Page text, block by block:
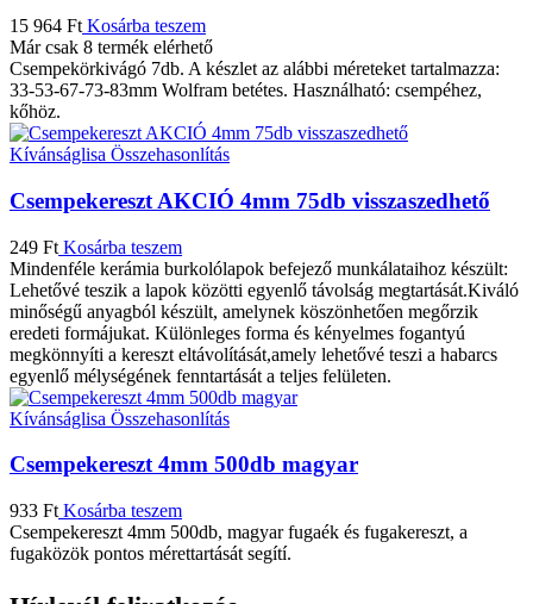
15 964 Ft Kosárba teszem
Már csak 8 termék elérhető
Csempekörkivágó 7db. A készlet az alábbi méreteket tartalmazza:
33-53-67-73-83mm Wolfram betétes. Használható: csempéhez,
kőhöz.
Kívánságlisa Összehasonlítás
Csempekereszt AKCIÓ 4mm 75db visszaszedhető
249 Ft Kosárba teszem
Mindenféle kerámia burkolólapok befejező munkálataihoz készült:
Lehetővé teszik a lapok közötti egyenlő távolság megtartását.Kiváló
minőségű anyagból készült, amelynek köszönhetően megőrzik
eredeti formájukat. Különleges forma és kényelmes fogantyú
megkönnyíti a kereszt eltávolítását,amely lehetővé teszi a habarcs
egyenlő mélységének fenntartását a teljes felületen.
Kívánságlisa Összehasonlítás
Csempekereszt 4mm 500db magyar
933 Ft Kosárba teszem
Csempekereszt 4mm 500db, magyar fugaék és fugakereszt, a
fugaközök pontos mérettartását segítí.